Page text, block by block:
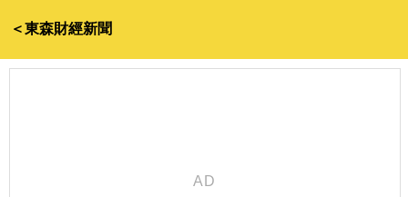
＜東森財經新聞